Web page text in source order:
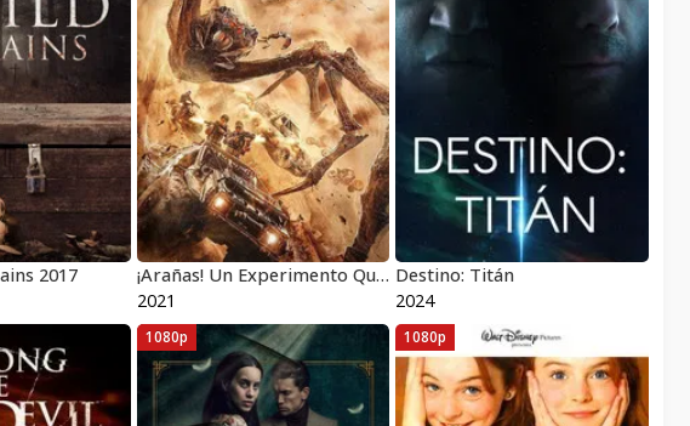
2017 ¡Arañas! Un Experimento Que Salió Mal
2021
Destino: Titán
2024
1080p 1080p